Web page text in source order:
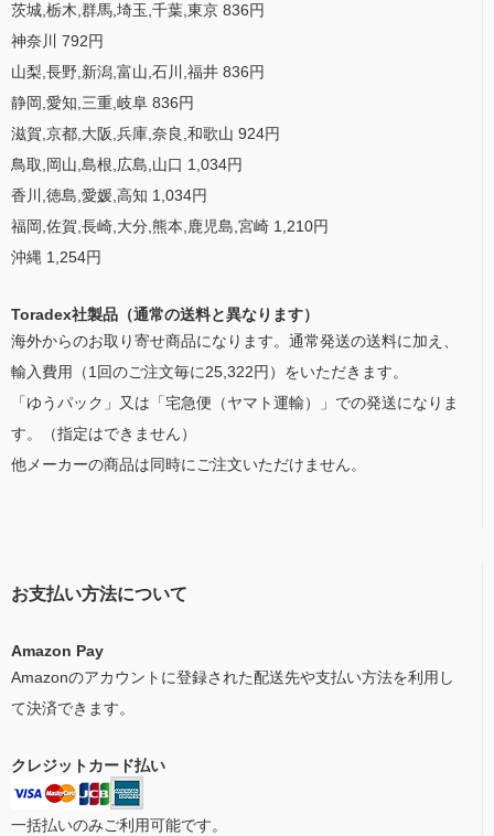
茨城,栃木,群馬,埼玉,千葉,東京 836円
神奈川 792円
山梨,長野,新潟,富山,石川,福井 836円
静岡,愛知,三重,岐阜 836円
滋賀,京都,大阪,兵庫,奈良,和歌山 924円
鳥取,岡山,島根,広島,山口 1,034円
香川,徳島,愛媛,高知 1,034円
福岡,佐賀,長崎,大分,熊本,鹿児島,宮崎 1,210円
沖縄 1,254円
Toradex社製品（通常の送料と異なります）
海外からのお取り寄せ商品になります。通常発送の送料に加え、
輸入費用（1回のご注文毎に25,322円）をいただきます。
「ゆうパック」又は「宅急便（ヤマト運輸）」での発送になりま
す。（指定はできません）
他メーカーの商品は同時にご注文いただけません。
お支払い方法について
Amazon Pay
Amazonのアカウントに登録された配送先や支払い方法を利用し
て決済できます。
クレジットカード払い
一括払いのみご利用可能です。